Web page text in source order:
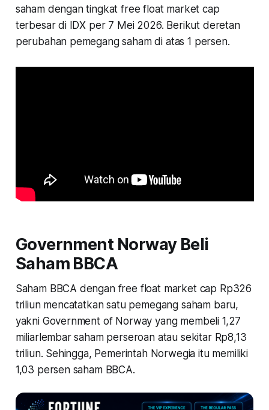
saham dengan tingkat free float market cap
terbesar di IDX per 7 Mei 2026. Berikut deretan
perubahan pemegang saham di atas 1 persen.
Government Norway Beli
Saham BBCA
Saham BBCA dengan free float market cap Rp326
triliun mencatatkan satu pemegang saham baru,
yakni Government of Norway yang membeli 1,27
miliarlembar saham perseroan atau sekitar Rp8,13
triliun. Sehingga, Pemerintah Norwegia itu memiliki
1,03 persen saham BBCA.